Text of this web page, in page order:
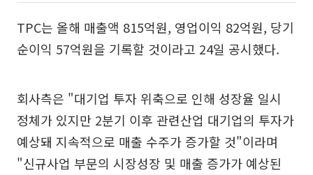
TPC는 올해 매출액 815억원, 영업이익 82억원, 당기
순이익 57억원을 기록할 것이라고 24일 공시했다.
회사측은 "대기업 투자 위축으로 인해 성장율 일시
정체가 있지만 2분기 이후 관련산업 대기업의 투자가
예상돼 지속적으로 매출 수주가 증가할 것"이라며
"신규사업 부문의 시장성장 및 매출 증가가 예상된